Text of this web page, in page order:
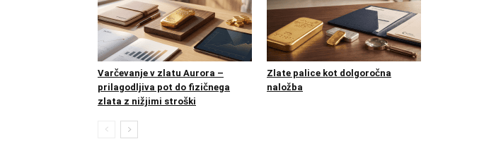
Varčevanje v zlatu Aurora –
prilagodljiva pot do fizičnega
zlata z nižjimi stroški
Zlate palice kot dolgoročna
naložba